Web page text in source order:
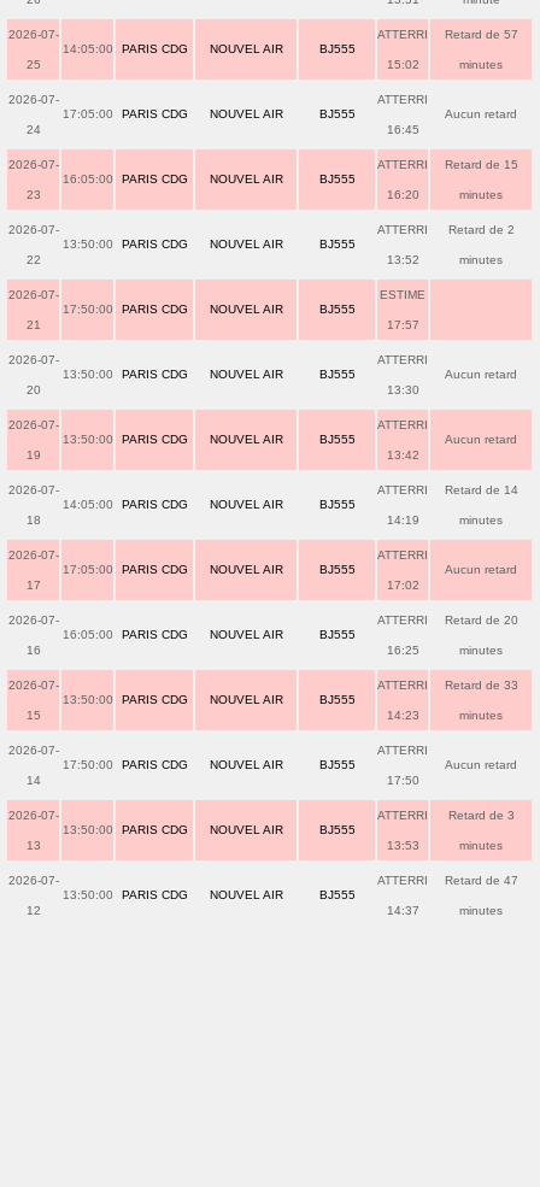
2026-07-
25
14:05:00 PARIS CDG NOUVEL AIR BJ555
ATTERRI
15:02
Retard de 57
minutes
2026-07-
24
17:05:00 PARIS CDG NOUVEL AIR BJ555
ATTERRI
16:45
Aucun retard
2026-07-
23
16:05:00 PARIS CDG NOUVEL AIR BJ555
ATTERRI
16:20
Retard de 15
minutes
2026-07-
22
13:50:00 PARIS CDG NOUVEL AIR BJ555
ATTERRI
13:52
Retard de 2
minutes
2026-07-
21
17:50:00 PARIS CDG NOUVEL AIR BJ555
ESTIME
17:57
2026-07-
20
13:50:00 PARIS CDG NOUVEL AIR BJ555
ATTERRI
13:30
Aucun retard
2026-07-
19
13:50:00 PARIS CDG NOUVEL AIR BJ555
ATTERRI
13:42
Aucun retard
2026-07-
18
14:05:00 PARIS CDG NOUVEL AIR BJ555
ATTERRI
14:19
Retard de 14
minutes
2026-07-
17
17:05:00 PARIS CDG NOUVEL AIR BJ555
ATTERRI
17:02
Aucun retard
2026-07-
16
16:05:00 PARIS CDG NOUVEL AIR BJ555
ATTERRI
16:25
Retard de 20
minutes
2026-07-
15
13:50:00 PARIS CDG NOUVEL AIR BJ555
ATTERRI
14:23
Retard de 33
minutes
2026-07-
14
17:50:00 PARIS CDG NOUVEL AIR BJ555
ATTERRI
17:50
Aucun retard
2026-07-
13
13:50:00 PARIS CDG NOUVEL AIR BJ555
ATTERRI
13:53
Retard de 3
minutes
2026-07-
12
13:50:00 PARIS CDG NOUVEL AIR BJ555
ATTERRI
14:37
Retard de 47
minutes